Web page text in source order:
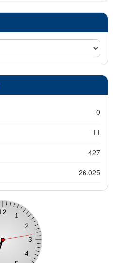
0
11
427
26.025